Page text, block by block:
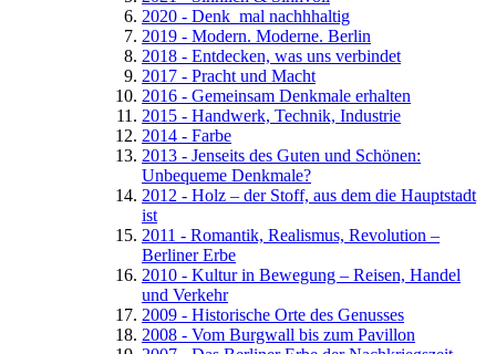
2020 - Denk_mal nachhhaltig
2019 - Modern. Moderne. Berlin
2018 - Entdecken, was uns verbindet
2017 - Pracht und Macht
2016 - Gemeinsam Denkmale erhalten
2015 - Handwerk, Technik, Industrie
2014 - Farbe
2013 - Jenseits des Guten und Schönen:
Unbequeme Denkmale?
2012 - Holz – der Stoff, aus dem die Hauptstadt
ist
2011 - Romantik, Realismus, Revolution –
Berliner Erbe
2010 - Kultur in Bewegung – Reisen, Handel
und Verkehr
2009 - Historische Orte des Genusses
2008 - Vom Burgwall bis zum Pavillon